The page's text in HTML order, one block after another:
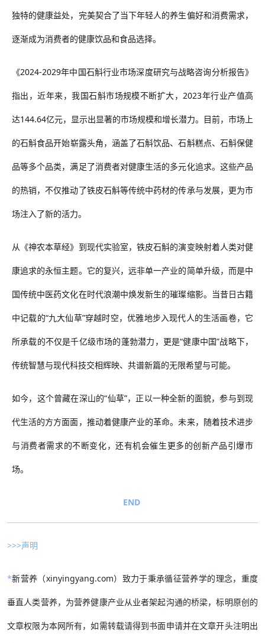
独特的健康益处，完美契合了当下年轻人的养生偏好和消费需求，
逐渐成为消费者的健康饮品和食品选择。
《2024-2029年中国石斛行业市场深度研究与战略咨询分析报告》
指出，近年来，我国石斛市场规模不断扩大，2023年行业产值高
达144.64亿元，显示出显著的市场规模和增长潜力。目前， 市场上
的石斛食品开始崭露头角，涵盖了石斛饮品、石斛糕点、石斛保健
品等多个品类，满足了消费者对健康生活的多元化追求。这些产品
的热销，不仅推动了铁皮石斛等传统中药材的传承与发展，更为市
场注入了新的活力。
从《神农本草经》到现代实验室，铁皮石斛的演变映射着人类对健
康追求的永恒主题。它的复兴，远非单一产业的简单升级，而是中
国传统中医药文化在时代浪潮中焕发新生的璀璨缩影。当昔日古籍
中记载的“九大仙草”穿越时空，优雅地步入现代人的生活画卷，它
所承载的不仅是千亿级市场的蓬勃潜力，更是“健康中国”战略下，
传统智慧与现代科技交相辉映、共谱新篇的无限希望与可能。
如今， 这个曾藏在深山的“仙草”，正以一种全新的面貌，参与到现
代生活的方方面面，推动着健康产业的革命。未来，随着技术进步
与消费者需求的不断变化，还有机会催生更多的创新产品引爆市
场。
END
>>>声明
*新营养（xinyingyang.com）致力于秉承循征营养学的理念，重度
垂直人类营养，为营养健康产业从业者架起沟通的桥梁，标明原创的
文章权限为本网所有，如需转载请得到书面申请并在文章开头注明出